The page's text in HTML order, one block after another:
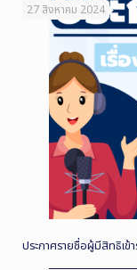
27 สิงหาคม 2024
ประกาศรายชื่อผู้มีสิทธิเข้